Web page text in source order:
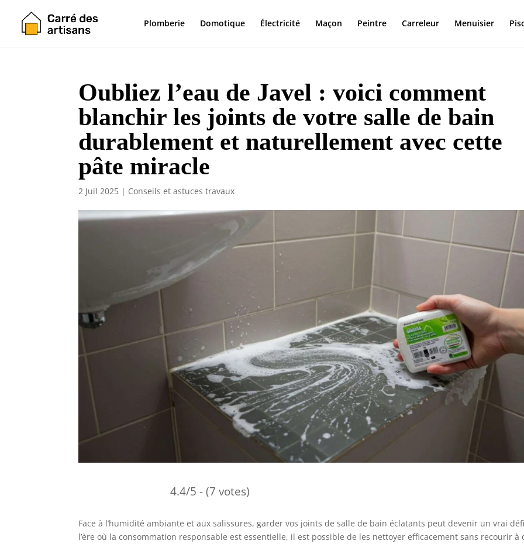
Plomberie Domotique Électricité Maçon Peintre Carreleur Menuisier
Oubliez l’eau de Javel : voici comment
blanchir les joints de votre salle de bain
durablement et naturellement avec cette
pâte miracle
2 Juil 2025 | Conseils et astuces travaux
4.4/5 - (7 votes)
Face à l’humidité ambiante et aux salissures, garder vos joints de salle de bain éclatants peut devenir un vrai
l’ère où la consommation responsable est essentielle, il est possible de les nettoyer efficacement sans recourir à